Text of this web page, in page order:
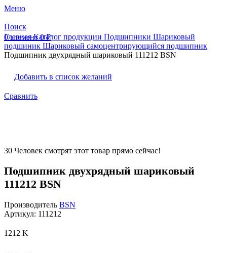
Меню
Поиск
0элемент 0₽
ГлавнаяКаталог продукции Подшипники Шариковый
подшиник Шариковый самоцентрирующийся подшипник
Подшипник двухрядный шариковый 111212 BSN
Добавить в список желаний
Сравнить
30 Человек смотрят этот товар прямо сейчас!
Подшипник двухрядный шариковый
111212 BSN
Производитель BSN
Артикул: 111212
1212 K